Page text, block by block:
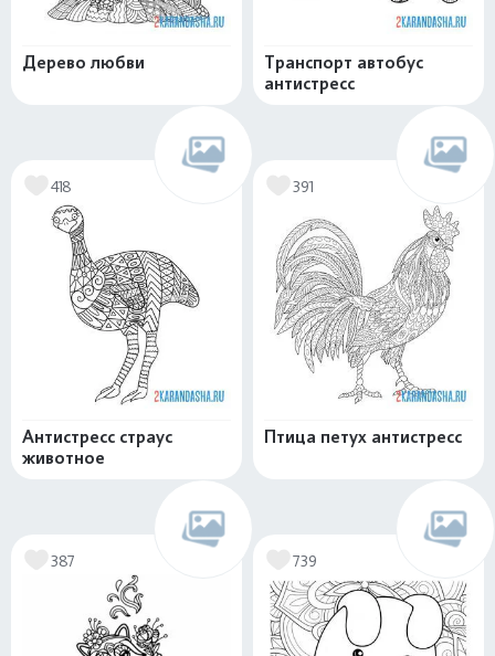
Дерево любви
Транспорт автобус
антистресс
418
Антистресс страус
животное
391
Птица петух антистресс
387 739